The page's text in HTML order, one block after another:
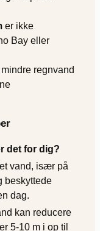
er ikke
Bay eller
regnvand
det for dig?
vand, især på
beskyttede
dag.
kan reducere
5-10 m i op til